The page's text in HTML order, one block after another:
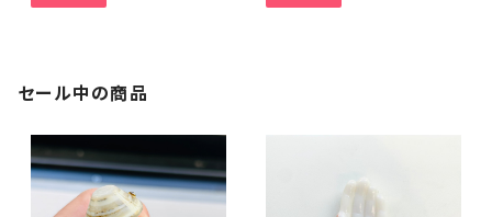
セール中の商品